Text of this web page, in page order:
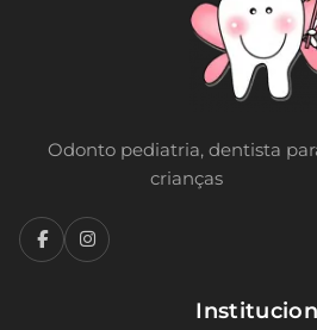
Odonto pediatria, dentista
crianças